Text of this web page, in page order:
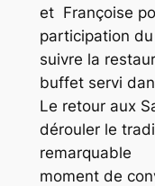
et Françoise
participation
suivre la
buffet servi
Le retour aux
dérouler le
remarquable
moment de